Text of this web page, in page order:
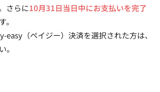
さらに10月31日当日中にお支払いを完了
。
easy（ペイジー）決済を選択された方は、
。